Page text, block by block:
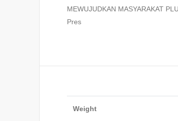
MEWUJUDKAN MASYARAKAT
Pres
Weight